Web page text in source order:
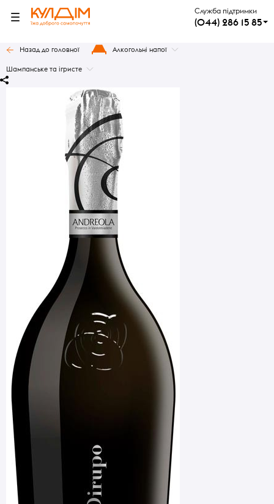
Служба підтримки
(044) 286 15 85
Назад до головної Алкогольні напої
Шампанське та ігристе